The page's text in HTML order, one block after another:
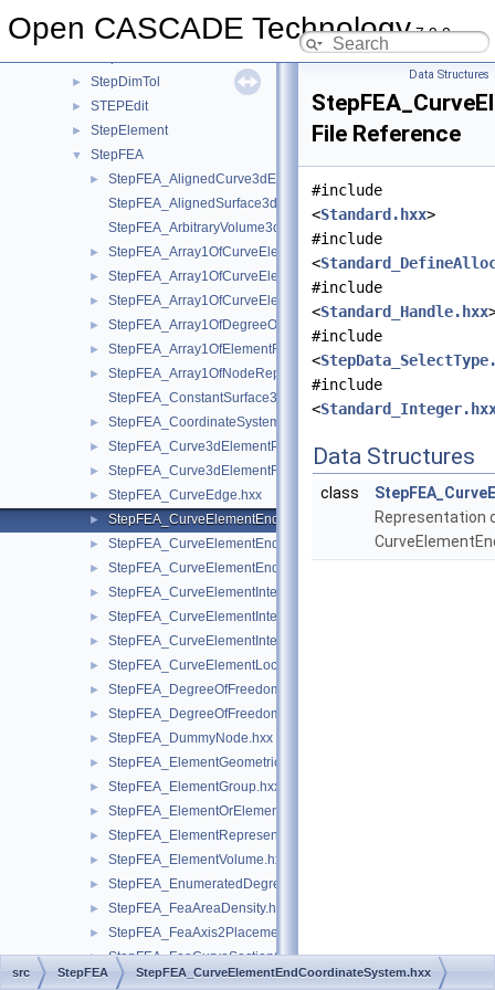
Open CASCADE Technology7.9.0
STEPControl
► StepDimTol
► STEPEdit
► StepElement
▼ StepFEA
►
StepFEA_AlignedCurve3dElementCoordinateSystem.hxx
StepFEA_AlignedSurface3dElementCoordinateSystem.hxx
StepFEA_ArbitraryVolume3dElementCoordinateSystem.hxx
► StepFEA_Array1OfCurveElementEndOffset.hxx
► StepFEA_Array1OfCurveElementEndRelease.hxx
► StepFEA_Array1OfCurveElementInterval.hxx
► StepFEA_Array1OfDegreeOfFreedom.hxx
► StepFEA_Array1OfElementRepresentation.hxx
►
StepFEA_Array1OfNodeRepresentation.hxx
StepFEA_ConstantSurface3dElementCoordinateSystem.hxx
► StepFEA_CoordinateSystemType.hxx
► StepFEA_Curve3dElementProperty.hxx
► StepFEA_Curve3dElementRepresentation.hxx
► StepFEA_CurveEdge.hxx
► StepFEA_CurveElementEndCoordinateSystem.hxx
► StepFEA_CurveElementEndOffset.hxx
► StepFEA_CurveElementEndRelease.hxx
► StepFEA_CurveElementInterval.hxx
► StepFEA_CurveElementIntervalConstant.hxx
► StepFEA_CurveElementIntervalLinearlyVarying.hxx
► StepFEA_CurveElementLocation.hxx
► StepFEA_DegreeOfFreedom.hxx
► StepFEA_DegreeOfFreedomMember.hxx
► StepFEA_DummyNode.hxx
► StepFEA_ElementGeometricRelationship.hxx
► StepFEA_ElementGroup.hxx
► StepFEA_ElementOrElementGroup.hxx
► StepFEA_ElementRepresentation.hxx
► StepFEA_ElementVolume.hxx
► StepFEA_EnumeratedDegreeOfFreedom.hxx
► StepFEA_FeaAreaDensity.hxx
► StepFEA_FeaAxis2Placement3d.hxx
► StepFEA_FeaCurveSectionGeometricRelationship.hxx
► StepFEA_FeaGroup.hxx
Data Structures
File Reference
#include
<Standard.hxx>
#include
<
#include
<Standard_Handle.hxx
#include
<
#include
<
Data Structures
class
Representation
src StepFEA StepFEA_CurveElementEndCoordinateSystem.hxx